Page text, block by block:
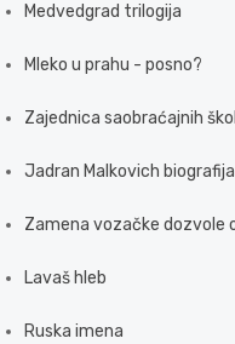
Medvedgrad trilogija
Mleko u prahu - posno?
Zajednica saobraćajnih
Jadran Malkovich biografija
Zamena vozačke dozvole
Lavaš hleb
Ruska imena